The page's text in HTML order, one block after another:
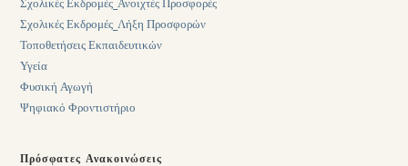
Σχολικές Εκδρομές_Ανοιχτές Προσφορές
Σχολικές Εκδρομές_Λήξη Προσφορών
Τοποθετήσεις Εκπαιδευτικών
Υγεία
Φυσική Αγωγή
Ψηφιακό Φροντιστήριο
Πρόσφατες Ανακοινώσεις